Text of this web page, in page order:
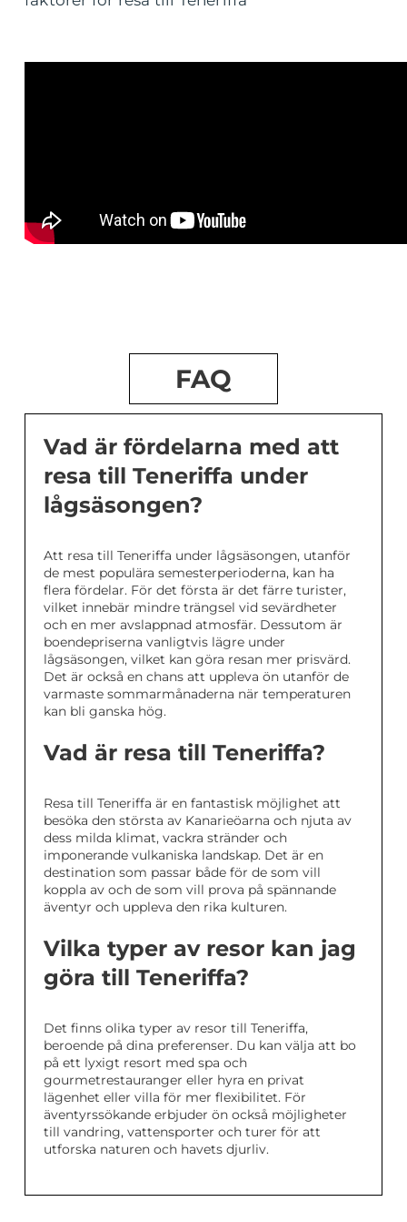
FAQ
Vad är fördelarna med att
resa till Teneriffa under
lågsäsongen?
Att resa till Teneriffa under lågsäsongen, utanför
de mest populära semesterperioderna, kan ha
flera fördelar. För det första är det färre turister,
vilket innebär mindre trängsel vid sevärdheter
och en mer avslappnad atmosfär. Dessutom är
boendepriserna vanligtvis lägre under
lågsäsongen, vilket kan göra resan mer prisvärd.
Det är också en chans att uppleva ön utanför de
varmaste sommarmånaderna när temperaturen
kan bli ganska hög.
Vad är resa till Teneriffa?
Resa till Teneriffa är en fantastisk möjlighet att
besöka den största av Kanarieöarna och njuta av
dess milda klimat, vackra stränder och
imponerande vulkaniska landskap. Det är en
destination som passar både för de som vill
koppla av och de som vill prova på spännande
äventyr och uppleva den rika kulturen.
Vilka typer av resor kan jag
göra till Teneriffa?
Det finns olika typer av resor till Teneriffa,
beroende på dina preferenser. Du kan välja att bo
på ett lyxigt resort med spa och
gourmetrestauranger eller hyra en privat
lägenhet eller villa för mer flexibilitet. För
äventyrssökande erbjuder ön också möjligheter
till vandring, vattensporter och turer för att
utforska naturen och havets djurliv.